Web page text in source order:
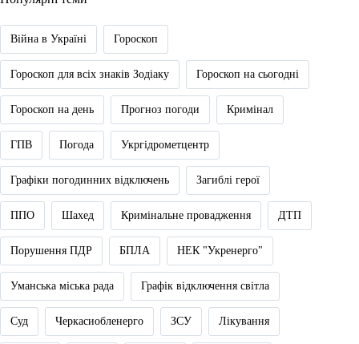
Війна в Україні Гороскоп
Гороскоп для всіх знаків Зодіаку Гороскоп на сьогодні
Гороскоп на день Прогноз погоди Кримінал
ГПВ Погода Укргідрометцентр
Графіки погодинних відключень Загиблі герої
ППО Шахед Кримінальне провадження ДТП
Порушення ПДР БПЛА НЕК "Укренерго"
Уманська міська рада Графік відключення світла
Суд Черкасиобленерго ЗСУ Лікування